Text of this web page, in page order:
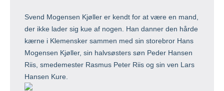
Svend Mogensen Kjøller er kendt for at være en mand,
der ikke lader sig kue af nogen. Han danner den hårde
kærne i Klemensker sammen med sin storebror Hans
Mogensen Kjøller, sin halvsøsters søn Peder Hansen
Riis, smedemester Rasmus Peter Riis og sin ven Lars
Hansen Kure.